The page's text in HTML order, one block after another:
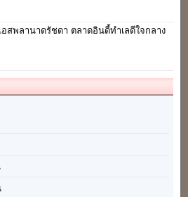
อสพลานาดรัชดา ตลาดอินดี้ทำเลดีใจกลาง